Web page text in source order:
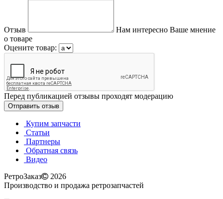
Отзыв
Нам интересно Ваше мнение
о товаре
Оцените товар:
Перед публикацией отзывы проходят модерацию
Купим запчасти
Статьи
Партнеры
Обратная связь
Видео
РетроЗаказ
2026
Производство и продажа ретрозапчастей